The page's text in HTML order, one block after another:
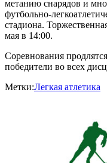
метанию снарядов и
футбольно-
стадиона.
мая в 14:00.
Соревнования
победители во всех
Метки:Легкая атлетика